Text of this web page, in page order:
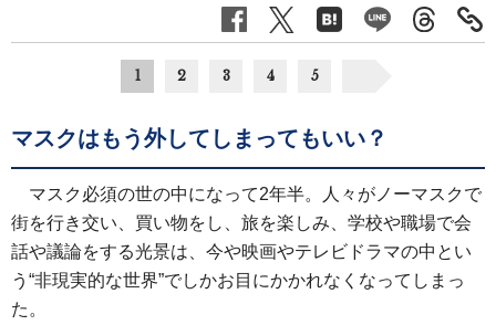
1 2 3 4 5
マスクはもう外してしまってもいい？
マスク必須の世の中になって2年半。人々がノーマスクで
街を行き交い、買い物をし、旅を楽しみ、学校や職場で会
話や議論をする光景は、今や映画やテレビドラマの中とい
う“非現実的な世界”でしかお目にかかれなくなってしまっ
た。